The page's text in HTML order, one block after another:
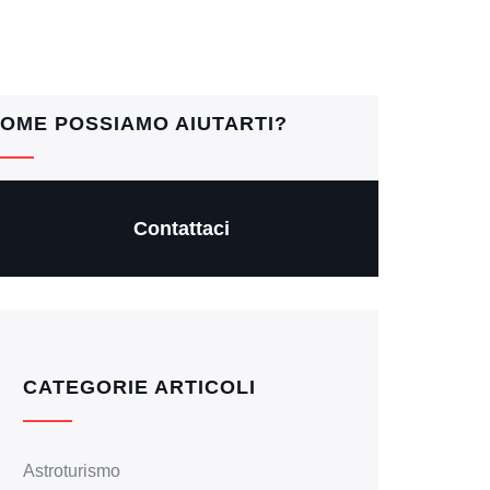
POSSIAMO AIUTARTI?
Contattaci
CATEGORIE ARTICOLI
Astroturismo